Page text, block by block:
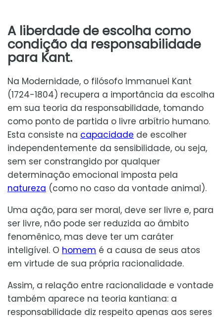
A liberdade de escolha como
condição da responsabilidade
para Kant.
Na Modernidade, o filósofo Immanuel Kant
(1724-1804) recupera a importância da escolha
em sua teoria da responsabilidade, tomando
como ponto de partida o livre arbítrio humano.
Esta consiste na capacidade de escolher
independentemente da sensibilidade, ou seja,
sem ser constrangido por qualquer
determinação emocional imposta pela
natureza (como no caso da vontade animal).
Uma ação, para ser moral, deve ser livre e, para
ser livre, não pode ser reduzida ao âmbito
fenomênico, mas deve ter um caráter
inteligível. O homem é a causa de seus atos
em virtude de sua própria racionalidade.
Assim, a relação entre racionalidade e vontade
também aparece na teoria kantiana: a
responsabilidade diz respeito apenas aos seres